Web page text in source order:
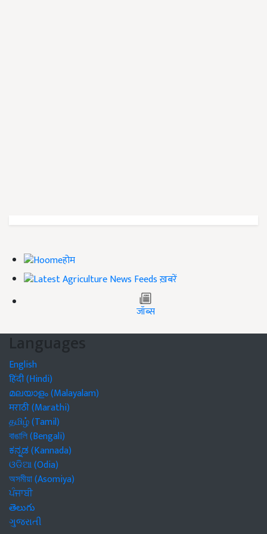
होम
ख़बरें
जॉब्स
Languages
English
हिंदी (Hindi)
മലയാളം (Malayalam)
मराठी (Marathi)
தமிழ் (Tamil)
বাঙালি (Bengali)
ಕನ್ನಡ (Kannada)
ଓଡିଆ (Odia)
অসমীয়া (Asomiya)
ਪੰਜਾਬੀ
తెలుగు
ગુજરાતી